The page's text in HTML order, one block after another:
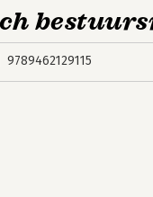
9789462129115